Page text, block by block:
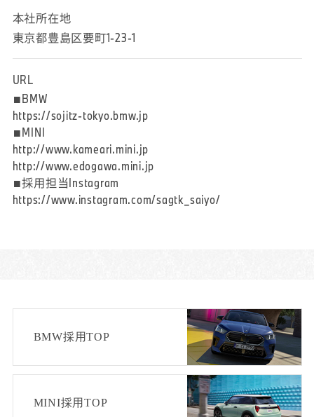
本社所在地
東京都豊島区要町1-23-1
URL
■BMW
https://sojitz-tokyo.bmw.jp
■MINI
http://www.kameari.mini.jp
http://www.edogawa.mini.jp
■採用担当Instagram
https://www.instagram.com/sagtk_saiyo/
BMW採用TOP
MINI採用TOP